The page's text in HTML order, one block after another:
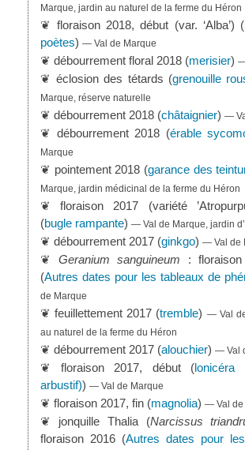
Marque, jardin au naturel de la ferme du Héron
❦ floraison 2018, début (var. ‘Alba’) (
poètes)— Val de Marque
❦ débourrement floral 2018 (merisier)
❦ éclosion des tétards (grenouille
Marque, réserve naturelle
❦ débourrement 2018 (châtaignier)—
❦ débourrement 2018 (érable
Marque
❦ pointement 2018 (garance des
Marque, jardin médicinal de la ferme du Héron
❦ floraison 2017 (variété
(bugle rampante)— Val de Marque, jardin
❦ débourrement 2017 (ginkgo)— Val de
❦ Geranium sanguineum :
(Autres dates pour les tableaux de
de Marque
❦ feuillettement 2017 (tremble) — Val
au naturel de la ferme du Héron
❦ débourrement 2017 (alouchier)— Val
❦ floraison 2017, début (lonicéra
arbustif))— Val de Marque
❦ floraison 2017, fin (magnolia)— Val de
❦ jonquille Thalia (Narcissus
floraison 2016 (Autres dates pour